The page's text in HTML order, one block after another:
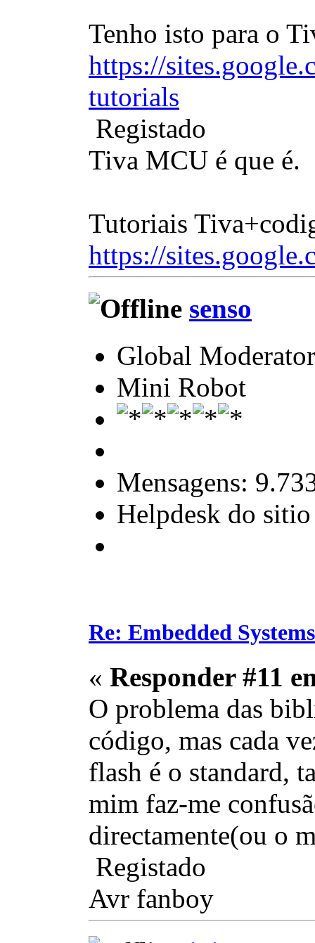
Tenho isto para o
https://
tutorials
Registado
Tiva MCU é que é.
Tutoriais
https://
senso
Global Moderator
Mini Robot
Mensagens:
Helpdesk do sitio
Re: Embedded
« Responder #11
O problema das
código, mas cada
flash é o standard,
mim faz-me
directamente(ou o
Registado
Avr fanboy